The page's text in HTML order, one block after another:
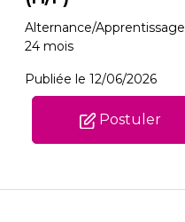
Alternance/Apprentissage
24 mois
Publiée le 12/06/2026
Postuler